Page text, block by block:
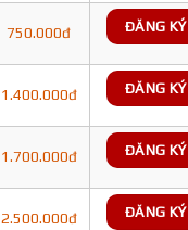
750.000đ ĐĂNG KÝ
1.400.000đ ĐĂNG KÝ
1.700.000đ ĐĂNG KÝ
2.500.000đ ĐĂNG KÝ